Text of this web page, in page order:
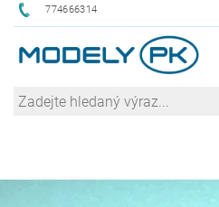
774666314